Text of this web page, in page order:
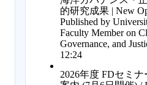
的研究成果 | New
Published by
Faculty Member on
Governance, and
12:24
2026年度 FDセミ